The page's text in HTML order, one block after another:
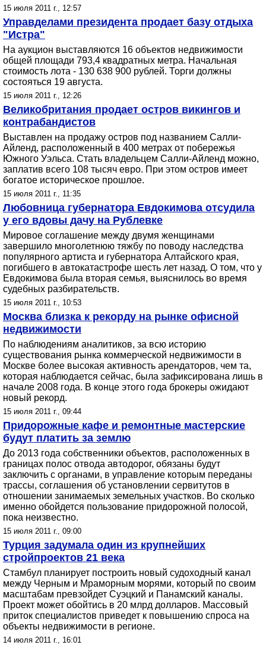
15 июля 2011 г., 12:57
Управделами президента продает базу отдыха
"Истра"
На аукцион выставляются 16 объектов недвижимости
общей площади 793,4 квадратных метра. Начальная
стоимость лота - 130 638 900 рублей. Торги должны
состояться 19 августа.
15 июля 2011 г., 12:26
Великобритания продает остров викингов и
контрабандистов
Выставлен на продажу остров под названием Салли-
Айленд, расположенный в 400 метрах от побережья
Южного Уэльса. Стать владельцем Салли-Айленд можно,
заплатив всего 108 тысяч евро. При этом остров имеет
богатое историческое прошлое.
15 июля 2011 г., 11:35
Любовница губернатора Евдокимова отсудила
у его вдовы дачу на Рублевке
Мировое соглашение между двумя женщинами
завершило многолетнюю тяжбу по поводу наследства
популярного артиста и губернатора Алтайского края,
погибшего в автокатастрофе шесть лет назад. О том, что у
Евдокимова была вторая семья, выяснилось во время
судебных разбирательств.
15 июля 2011 г., 10:53
Москва близка к рекорду на рынке офисной
недвижимости
По наблюдениям аналитиков, за всю историю
существования рынка коммерческой недвижимости в
Москве более высокая активность арендаторов, чем та,
которая наблюдается сейчас, была зафиксирована лишь в
начале 2008 года. В конце этого года брокеры ожидают
новый рекорд.
15 июля 2011 г., 09:44
Придорожные кафе и ремонтные мастерские
будут платить за землю
До 2013 года собственники объектов, расположенных в
границах полос отвода автодорог, обязаны будут
заключить с органами, в управление которым переданы
трассы, соглашения об установлении сервитутов в
отношении занимаемых земельных участков. Во сколько
именно обойдется пользование придорожной полосой,
пока неизвестно.
15 июля 2011 г., 09:00
Турция задумала один из крупнейших
стройпроектов 21 века
Стамбул планирует построить новый судоходный канал
между Черным и Мраморным морями, который по своим
масштабам превзойдет Суэцкий и Панамский каналы.
Проект может обойтись в 20 млрд долларов. Массовый
приток специалистов приведет к повышению спроса на
объекты недвижимости в регионе.
14 июля 2011 г., 16:01